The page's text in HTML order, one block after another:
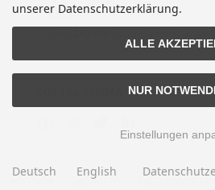
★★★★★
Mehr als eine halbe Million Verkäufe
Alle Preise inkl. gesetzl. MwSt. zzgl.
unserer Datenschutzerklärung.
ALLE
NUR
Einstellungen
Deutsch English